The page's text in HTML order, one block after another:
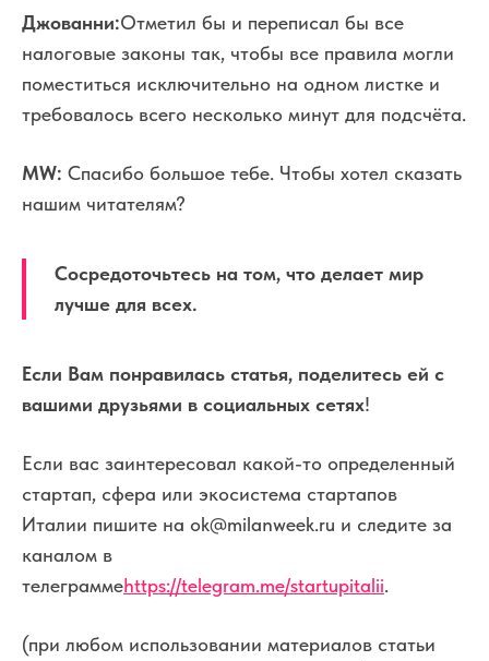
Джованни:Отметил бы и переписал бы все
налоговые законы так, чтобы все правила могли
поместиться исключительно на одном листке и
требовалось всего несколько минут для подсчёта.
MW: Спасибо большое тебе. Чтобы хотел сказать
нашим читателям?
Сосредоточьтесь на том, что делает мир
лучше для всех.
Если Вам понравилась статья, поделитесь ей с
вашими друзьями в социальных сетях!
Если вас заинтересовал какой-то определенный
стартап, сфера или экосистема стартапов
Италии пишите на ok@milanweek.ru и следите за
каналом в
телеграммеhttps://telegram.me/startupitalii.
(при любом использовании материалов статьи